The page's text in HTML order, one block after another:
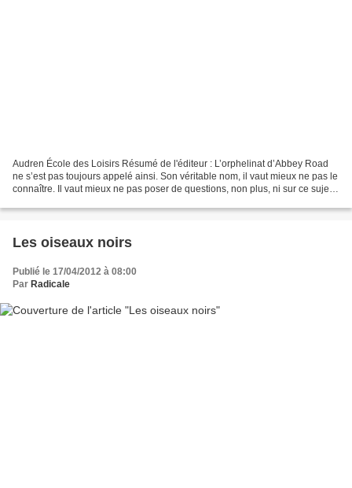
Audren École des Loisirs Résumé de l'éditeur : L’orphelinat d’Abbey Road
ne s’est pas toujours appelé ainsi. Son véritable nom, il vaut mieux ne pas le
connaître. Il vaut mieux ne pas poser de questions, non plus, ni sur ce sujet
Les oiseaux noirs
Publié le 17/04/2012 à 08:00
Par Radicale